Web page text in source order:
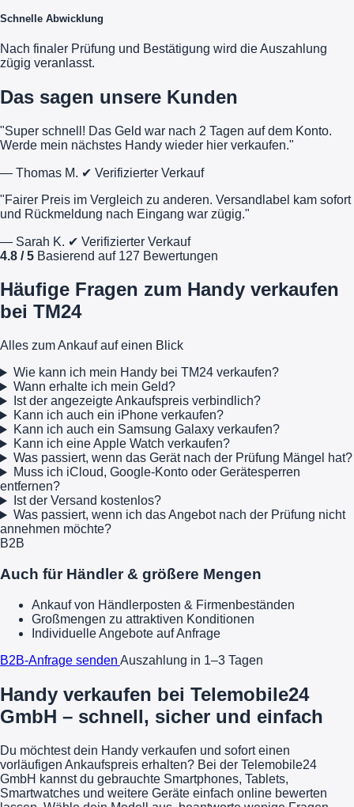
Schnelle Abwicklung
Nach finaler Prüfung und Bestätigung wird die Auszahlung
zügig veranlasst.
Das sagen unsere Kunden
"Super schnell! Das Geld war nach 2 Tagen auf dem Konto.
Werde mein nächstes Handy wieder hier verkaufen."
— Thomas M. ✔ Verifizierter Verkauf
"Fairer Preis im Vergleich zu anderen. Versandlabel kam sofort
und Rückmeldung nach Eingang war zügig."
— Sarah K. ✔ Verifizierter Verkauf
4.8 / 5 Basierend auf 127 Bewertungen
Häufige Fragen zum Handy verkaufen
bei TM24
Alles zum Ankauf auf einen Blick
Wie kann ich mein Handy bei TM24 verkaufen?
Wann erhalte ich mein Geld?
Ist der angezeigte Ankaufspreis verbindlich?
Kann ich auch ein iPhone verkaufen?
Kann ich auch ein Samsung Galaxy verkaufen?
Kann ich eine Apple Watch verkaufen?
Was passiert, wenn das Gerät nach der Prüfung Mängel hat?
Muss ich iCloud, Google-Konto oder Gerätesperren
entfernen?
Ist der Versand kostenlos?
Was passiert, wenn ich das Angebot nach der Prüfung nicht
annehmen möchte?
B2B
Auch für Händler & größere Mengen
Ankauf von Händlerposten & Firmenbeständen
Großmengen zu attraktiven Konditionen
Individuelle Angebote auf Anfrage
B2B-Anfrage senden Auszahlung in 1–3 Tagen
Handy verkaufen bei Telemobile24
GmbH – schnell, sicher und einfach
Du möchtest dein Handy verkaufen und sofort einen
vorläufigen Ankaufspreis erhalten? Bei der Telemobile24
GmbH kannst du gebrauchte Smartphones, Tablets,
Smartwatches und weitere Geräte einfach online bewerten